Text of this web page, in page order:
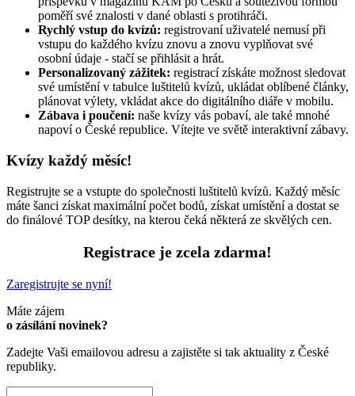
poměří své znalosti v dané oblasti s protihráči.
Rychlý vstup do kvízů: registrovaní uživatelé nemusí při
vstupu do každého kvízu znovu a znovu vyplňovat své
osobní údaje - stačí se přihlásit a hrát.
Personalizovaný zážitek: registrací získáte možnost sledovat
své umístění v tabulce luštitelů kvízů, ukládat oblíbené články,
plánovat výlety, vkládat akce do digitálního diáře v mobilu.
Zábava i poučení: naše kvízy vás pobaví, ale také mnohé
napoví o České republice. Vítejte ve světě interaktivní zábavy.
Kvízy každý měsíc!
Registrujte se a vstupte do společnosti luštitelů kvízů. Každý měsíc
máte šanci získat maximální počet bodů, získat umístění a dostat se
do finálové TOP desítky, na kterou čeká některá ze skvělých cen.
Registrace je zcela zdarma!
Zaregistrujte se nyní!
Máte zájem
o zásílání novinek?
Zadejte Vaši emailovou adresu a zajistěte si tak aktuality z České
republiky.